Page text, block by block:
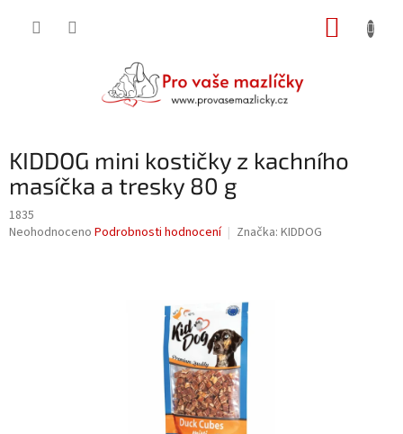
KIDDOG mini kostičky z kachního
masíčka a tresky 80 g
1835
Průměrné
Neohodnoceno Podrobnosti hodnocení Značka: KIDDOG